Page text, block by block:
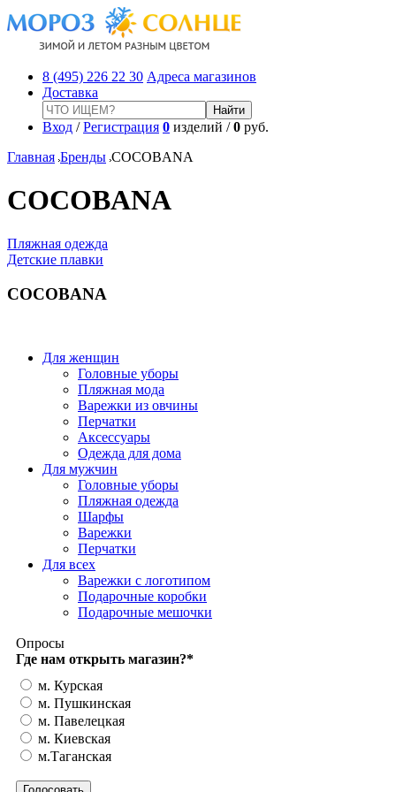
8 (495) 226 22 30 Адреса магазинов
Доставка
Вход /Регистрация 0 изделий /0 руб.
Главная Бренды COCOBANA
COCOBANA
Пляжная одежда
Детские плавки
COCOBANA
Для женщин
Головные уборы
Пляжная мода
Варежки из овчины
Перчатки
Аксессуары
Одежда для дома
Для мужчин
Головные уборы
Пляжная одежда
Шарфы
Варежки
Перчатки
Для всех
Варежки с логотипом
Подарочные коробки
Подарочные мешочки
Опросы
Где нам открыть магазин?*
м. Курская
м. Пушкинская
м. Павелецкая
м. Киевская
м.Таганская